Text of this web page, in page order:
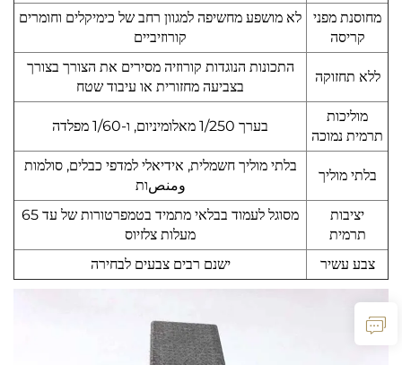
מחוסנת מפני
קריסה
לא מושפע מחשיפה למגוון רחב של כימיקלים וחומרים
קורוזיביים
ללא תחזוקה
התכונות הנוגדות קורוזיה מסירים את הצורך בצורך
בצביעה מחזורית או עיבוד שטח
מוליכות
תרמית נמוכה
בערך 1/250 מאלומיניום, ו-1/60 מפלדה
בלתי מוליך
בלתי מוליך חשמלית, אידיאלי למדפי כבלים, סולמות
ومنصות
יציבות
תרמית
מסוגל לעמוד בבלאי מתמיד בטמפרטורות של עד 65
מעלות צלזיוס
צבע עשיר
ישנם רבים צבעים לבחירה